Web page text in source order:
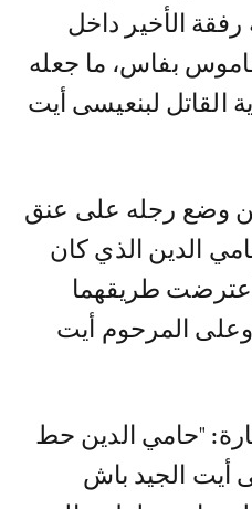
رفقة الأخير داخل
بفاس، ما جعله
القاتل لبنعيسى أيت
وضع رجله على عنق
الدين الذي كان
طريقهما
وعلى المرحوم أيت
"حامي الدين حط
أيت الجيد باش